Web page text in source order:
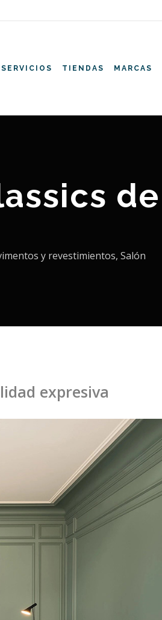
SERVICIOS TIENDAS MARCAS
de
y revestimientos, Salón
expresiva